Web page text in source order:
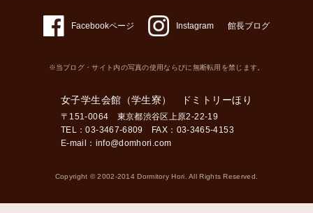
Facebookページ Instagram 館長ブログ
※当ブログ・サイト内の写真の使用ならびに無断転用を禁じます。
女子学生会館（学生寮） ドミトリーほり
〒151-0064 東京都渋谷区上原2-22-19
TEL：03-3467-6809 FAX：03-3465-4153
E-mail： info@domhori.com
Copyright © 2002-2014 Dormitory Hori. All Rights Reserved.